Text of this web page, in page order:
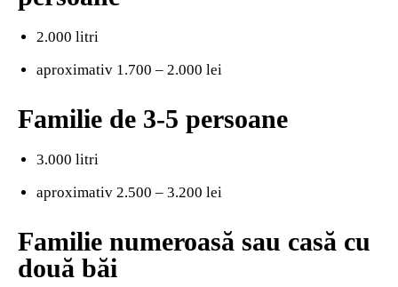
2.000 litri
aproximativ 1.700 – 2.000 lei
Familie de 3-5 persoane
3.000 litri
aproximativ 2.500 – 3.200 lei
Familie numeroasă sau casă cu
două băi